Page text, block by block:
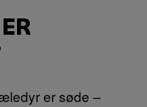
er søde –